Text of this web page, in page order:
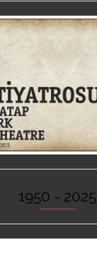
1950 - 2025